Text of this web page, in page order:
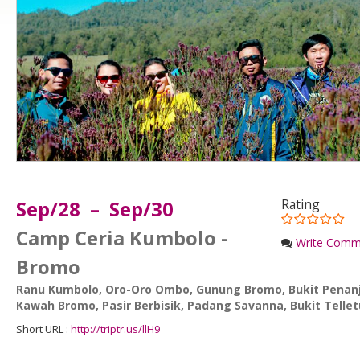
Rating
Write
Sep/28 – Sep/30
Camp Ceria Kumbolo -
Bromo
Ranu Kumbolo, Oro-Oro Ombo, Gunung Bromo, Bukit
Kawah Bromo, Pasir Berbisik, Padang Savanna, Bukit
Short URL : http://triptr.us/llH9